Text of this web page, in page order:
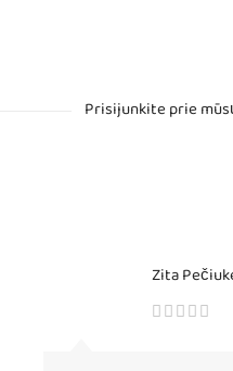
Prisijunkite prie
Zita